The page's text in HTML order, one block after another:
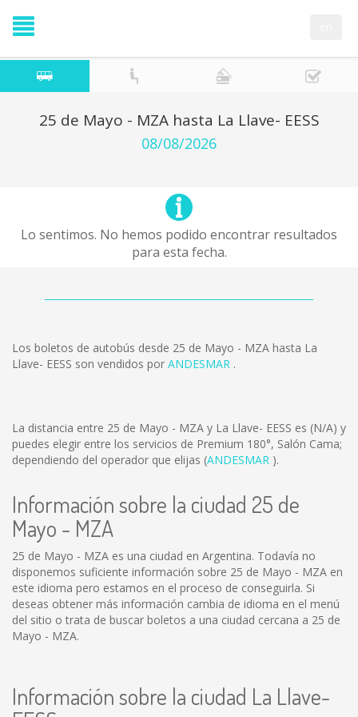
25 de Mayo - MZA hasta La Llave- EESS
08/08/2026
Lo sentimos. No hemos podido encontrar resultados
para esta fecha.
Los boletos de autobús desde 25 de Mayo - MZA hasta La
Llave- EESS son vendidos por ANDESMAR .
La distancia entre 25 de Mayo - MZA y La Llave- EESS es (N/A) y
puedes elegir entre los servicios de Premium 180°, Salón Cama;
dependiendo del operador que elijas (ANDESMAR ).
Información sobre la ciudad 25 de
Mayo - MZA
25 de Mayo - MZA es una ciudad en Argentina. Todavía no
disponemos suficiente información sobre 25 de Mayo - MZA en
este idioma pero estamos en el proceso de conseguirla. Si
deseas obtener más información cambia de idioma en el menú
del sitio o trata de buscar boletos a una ciudad cercana a 25 de
Mayo - MZA.
Información sobre la ciudad La Llave-